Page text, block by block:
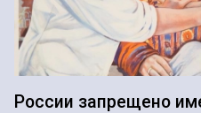
России запрещено